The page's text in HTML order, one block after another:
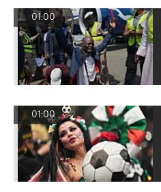
01:00
01:00